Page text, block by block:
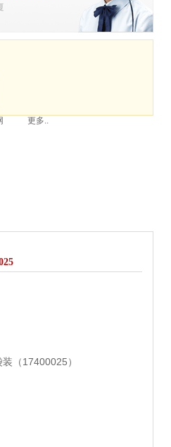
更多..
（17400025）